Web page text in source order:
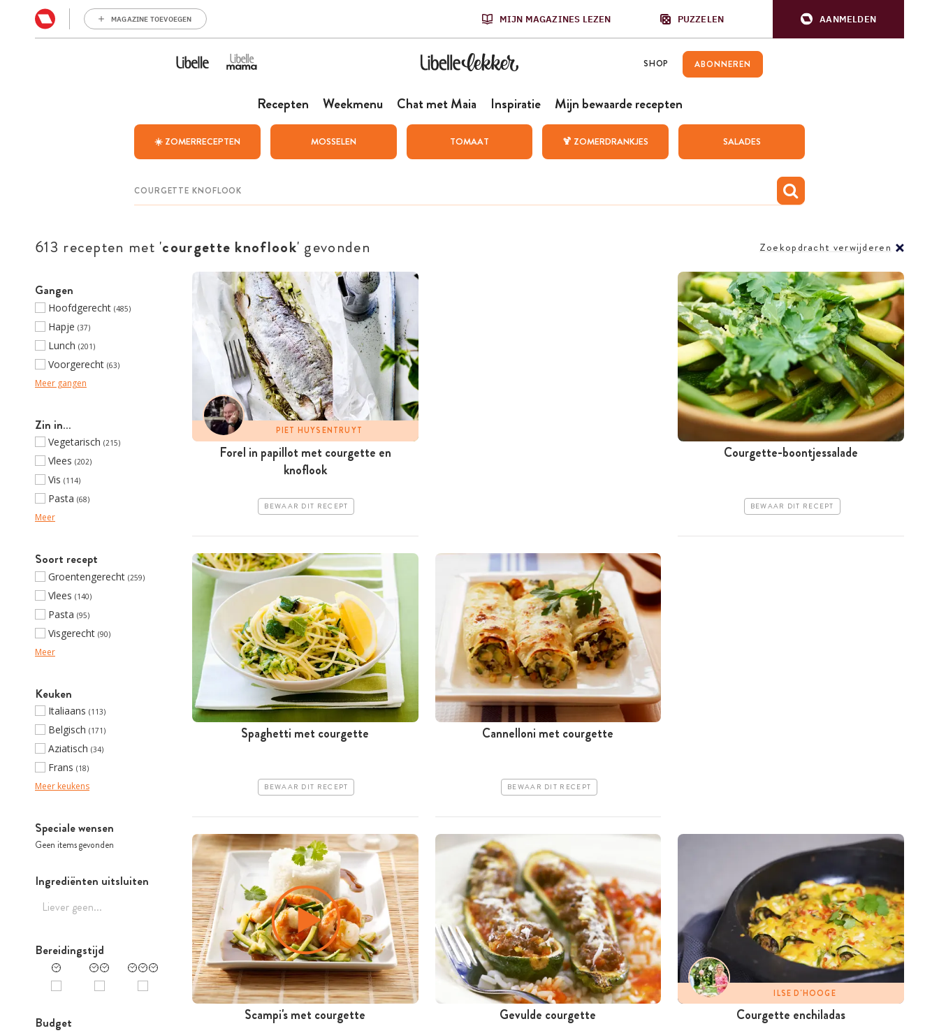
MAGAZINE TOEVOEGEN MIJN MAGAZINES LEZEN PUZZELEN AANMELDEN
SHOP ABONNEREN
Recepten Weekmenu Chat met Maia Inspiratie Mijn bewaarde recepten
☀️ ZOMERRECEPTEN MOSSELEN TOMAAT 🍹 ZOMERDRANKJES SALADES
613 recepten met 'courgette knoflook' gevonden Zoekopdracht verwijderen
Gangen
Hoofdgerecht (485)
Hapje (37)
Lunch (201)
Voorgerecht (63)
Meer gangen
Zin in…
Vegetarisch (215)
Vlees (202)
Vis (114)
Pasta (68)
Meer
Soort recept
Groentengerecht (259)
Vlees (140)
Pasta (95)
Visgerecht (90)
Meer
Keuken
Italiaans (113)
Belgisch (171)
Aziatisch (34)
Frans (18)
Meer keukens
Speciale wensen
Geen items gevonden
Ingrediënten uitsluiten
Bereidingstijd
Budget
PIET HUYSENTRUYT
Forel in papillot met courgette en
knoflook
BEWAAR DIT RECEPT
Courgette-boontjessalade
BEWAAR DIT RECEPT
Spaghetti met courgette
BEWAAR DIT RECEPT
Cannelloni met courgette
BEWAAR DIT RECEPT
Scampi's met courgette Gevulde courgette
ILSE D'HOOGE
Courgette enchiladas